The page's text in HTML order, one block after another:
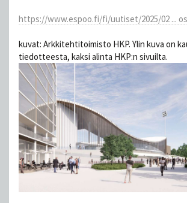
https://www.espoo.fi/fi/uutiset/2025/02 ...
kuvat: Arkkitehtitoimisto HKP. Ylin kuva on
tiedotteesta, kaksi alinta HKP:n sivuilta.